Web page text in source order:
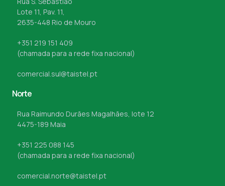
Lote 11, Pav. 11,
2635-448 Rio de Mouro
+351 219 151 409
(chamada para a rede fixa nacional)
comercial.sul@taistel.pt
Norte
Rua Raimundo Durães Magalhães, lote 12
4475-189 Maia
+351 225 088 145
(chamada para a rede fixa nacional)
comercial.norte@taistel.pt